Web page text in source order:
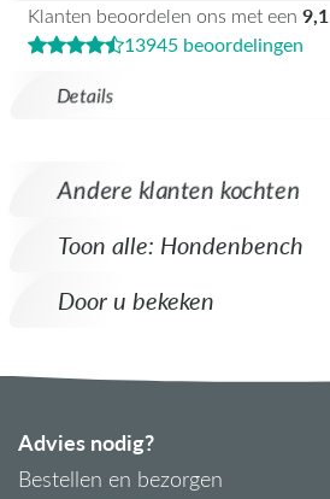
Details
Klanten beoordelen ons met een 9,1
13945 beoordelingen
Andere klanten kochten
Toon alle: Hondenbench
Door u bekeken
Advies nodig?
Bestellen en bezorgen